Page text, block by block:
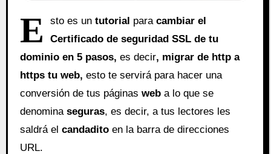
E sto es untutorial para cambiar el
Certificado de seguridad SSL de tu
dominio en 5 pasos, es decir, migrar de http a
https tu web, esto te servirá para hacer una
conversión de tus páginas weba lo que se
denomina seguras, es decir, a tus lectores les
saldrá el candaditoen la barra de direcciones
URL.